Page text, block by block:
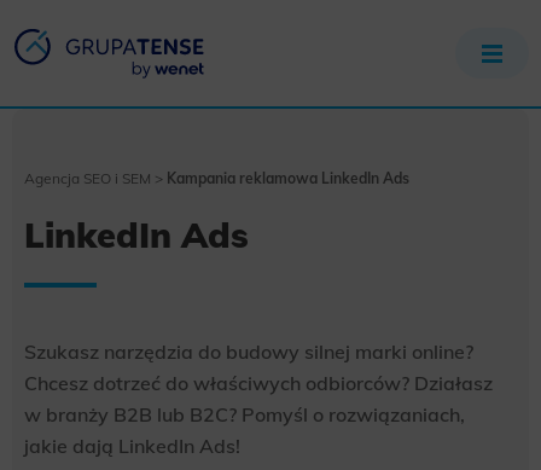
Agencja SEO i SEM > Kampania reklamowa LinkedIn Ads
LinkedIn Ads
Szukasz narzędzia do budowy silnej marki online?
Chcesz dotrzeć do właściwych odbiorców? Działasz
w branży B2B lub B2C? Pomyśl o rozwiązaniach,
jakie dają LinkedIn Ads!